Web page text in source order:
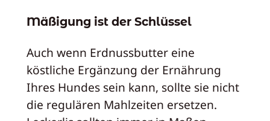
Mäßigung ist der Schlüssel
Auch wenn Erdnussbutter eine
köstliche Ergänzung der Ernährung
Ihres Hundes sein kann, sollte sie nicht
die regulären Mahlzeiten ersetzen.